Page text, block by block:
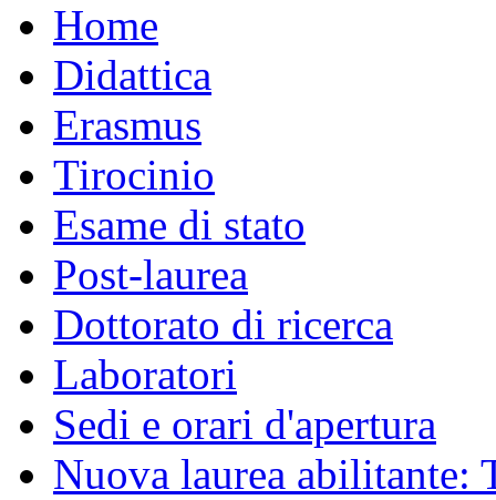
Home
Didattica
Erasmus
Tirocinio
Esame di stato
Post-laurea
Dottorato di ricerca
Laboratori
Sedi e orari d'apertura
Nuova laurea abilitante: